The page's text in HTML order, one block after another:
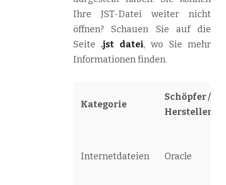
Ihre JST-Datei weiter nicht
öffnen? Schauen Sie auf die
Seite .jst datei, wo Sie mehr
Informationen finden.
Kategorie
Schöpfer /
Hersteller
Internetdateien Oracle